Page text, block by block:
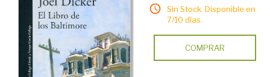
Sin Stock. Disponible en
7/10 días.
COMPRAR